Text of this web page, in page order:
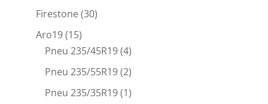
Firestone(30)
Aro19(15)
Pneu 235/45R19(4)
Pneu 235/55R19(2)
Pneu 235/35R19(1)